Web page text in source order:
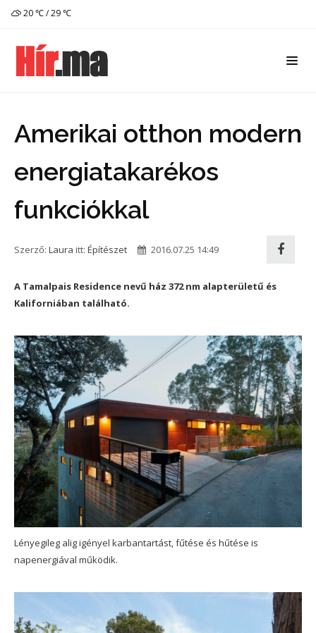
20 ℃ / 29 ℃
Amerikai otthon modern
energiatakarékos
funkciókkal
Szerző: Laura itt: Építészet 2016.07.25 14:49
A Tamalpais Residence nevű ház 372 nm alapterületű és
Kaliforniában található.
Lényegileg alig igényel karbantartást, fűtése és hűtése is
napenergiával működik.